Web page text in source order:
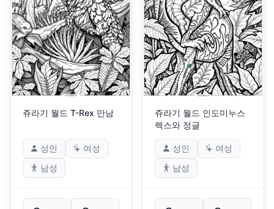
쥬라기 월드 T-Rex 만남
성인
여성
남성
쥬라기 월드 인도미누스
렉스와 정글
성인
여성
남성